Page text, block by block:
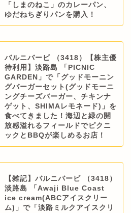
「しまのねこ」のカレーパン、
ゆだねちぎりパンを購入！
バルニバービ （3418）【株主優
待利用】淡路島 「PICNIC
GARDEN」で「グッドモーニン
グバーガーセット(グッドモーニ
ングチーズバーガー、チキンナ
ゲット、SHIMAレモネード)」を
食べてきました！海辺と緑の開
放感溢れるフィールドでピクニ
ックとBBQが楽しめるお店！
【雑記】バルニバービ （3418）
淡路島 「Awaji Blue Coast
ice cream(ABCアイスクリー
ム)」で「淡路ミルクアイスクリ